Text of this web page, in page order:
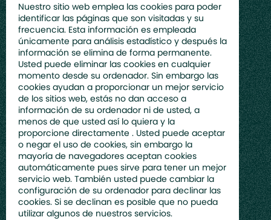
Nuestro sitio web emplea las cookies para poder
identificar las páginas que son visitadas y su
frecuencia. Esta información es empleada
únicamente para análisis estadístico y después la
información se elimina de forma permanente.
Usted puede eliminar las cookies en cualquier
momento desde su ordenador. Sin embargo las
cookies ayudan a proporcionar un mejor servicio
de los sitios web, estás no dan acceso a
información de su ordenador ni de usted, a
menos de que usted así lo quiera y la
proporcione directamente . Usted puede aceptar
o negar el uso de cookies, sin embargo la
mayoría de navegadores aceptan cookies
automáticamente pues sirve para tener un mejor
servicio web. También usted puede cambiar la
configuración de su ordenador para declinar las
cookies. Si se declinan es posible que no pueda
utilizar algunos de nuestros servicios.